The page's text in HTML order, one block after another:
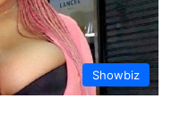
Showbiz